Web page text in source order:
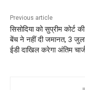
Previous article
सिसोदिया को सुप्रीम कोर्ट
बेंच ने नहीं दी जमानत, 3
ईडी दाखिल करेगा अंतिम